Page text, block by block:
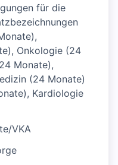
für die
Onkologie (24
Monate),
(24 Monate)
Kardiologie
VKA